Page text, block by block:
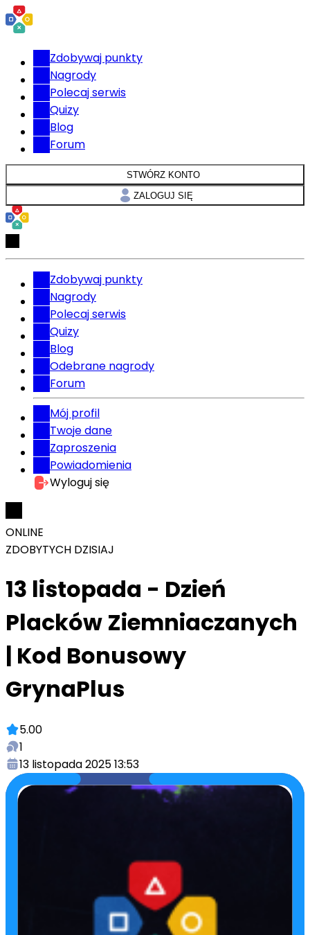
Zdobywaj punkty
Nagrody
Polecaj serwis
Quizy
Blog
Forum
STWÓRZ KONTO
ZALOGUJ SIĘ
Zdobywaj punkty
Nagrody
Polecaj serwis
Quizy
Blog
Odebrane nagrody
Forum
Mój profil
Twoje dane
Zaproszenia
Powiadomienia
Wyloguj się
ONLINE
ZDOBYTYCH DZISIAJ
13 listopada - Dzień
Placków Ziemniaczanych
| Kod Bonusowy
GrynaPlus
5.00
1
13 listopada 2025 13:53